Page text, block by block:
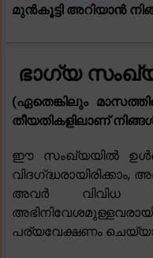
മുൻകൂട്ടി അറിയാൻ
ഭാഗ്യ
(ഏതെങ്കിലും
തീയതികളിലാണ്
ഈ സംഖ്യയിൽ
അവർ വിവിധ
പര്യവേക്ഷണം